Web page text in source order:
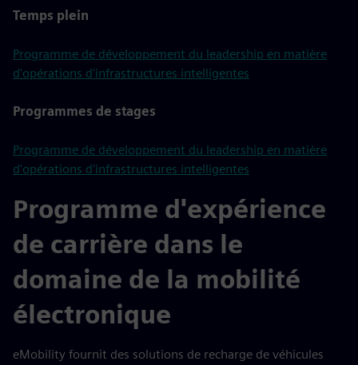
Temps plein
Programme de développement du leadership en matière
d'opérations d'infrastructures intelligentes
Programmes de stages
Programme de développement du leadership en matière
d'opérations d'infrastructures intelligentes
Programme d'expérience
de carrière dans le
domaine de la mobilité
électronique
eMobility fournit des solutions de recharge de véhicules